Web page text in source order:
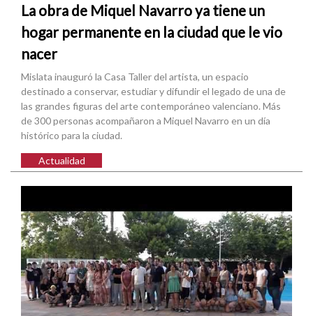
La obra de Miquel Navarro ya tiene un
hogar permanente en la ciudad que le vio
nacer
Mislata inauguró la Casa Taller del artista, un espacio
destinado a conservar, estudiar y difundir el legado de una de
las grandes figuras del arte contemporáneo valenciano. Más
de 300 personas acompañaron a Miquel Navarro en un día
histórico para la ciudad.
Actualidad